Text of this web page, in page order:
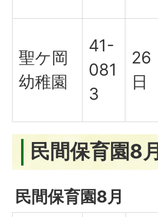
聖ケ岡
幼稚園
41-
081
3
26
日
民間保育園8月
民間保育園8月